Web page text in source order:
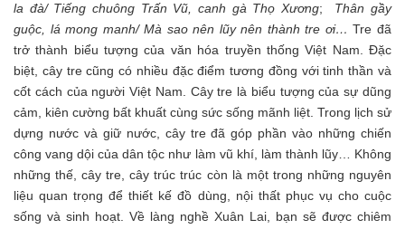
la đà/ Tiếng chuông Trấn Vũ, canh gà Thọ Xương;
Thân gầy
guộc, lá mong manh/ Mà sao nên lũy nên thành tre ơi… Tre đã
trở thành biểu tượng của văn hóa truyền thống Việt Nam. Đặc
biệt, cây tre cũng có nhiều đặc điểm tương đồng với tinh thần và
cốt cách của người Việt Nam. Cây tre là biểu tượng của sự dũng
cảm, kiên cường bất khuất cùng sức sống mãnh liệt. Trong lịch sử
dựng nước và giữ nước, cây tre đã góp phần vào những chiến
công vang dội của dân tộc như làm vũ khí, làm thành lũy… Không
những thế, cây tre, cây trúc trúc còn là một trong những nguyên
liệu quan trọng để thiết kế đồ dùng, nội thất phục vụ cho cuộc
sống và sinh hoạt. Về làng nghề Xuân Lai, bạn sẽ được chiêm